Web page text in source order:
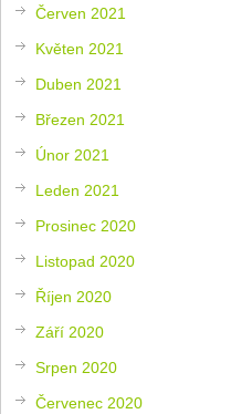
Červen 2021
Květen 2021
Duben 2021
Březen 2021
Únor 2021
Leden 2021
Prosinec 2020
Listopad 2020
Říjen 2020
Září 2020
Srpen 2020
Červenec 2020